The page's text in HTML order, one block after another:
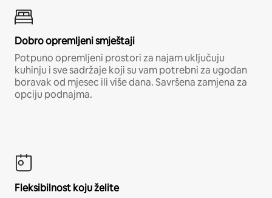
Dobro opremljeni smještaji
Potpuno opremljeni prostori za najam uključuju
kuhinju i sve sadržaje koji su vam potrebni za ugodan
boravak od mjesec ili više dana. Savršena zamjena za
opciju podnajma.
Fleksibilnost koju želite